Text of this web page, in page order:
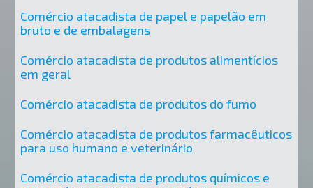
Comércio atacadista de papel e papelão em
bruto e de embalagens
Comércio atacadista de produtos alimentícios
em geral
Comércio atacadista de produtos do fumo
Comércio atacadista de produtos farmacêuticos
para uso humano e veterinário
Comércio atacadista de produtos químicos e